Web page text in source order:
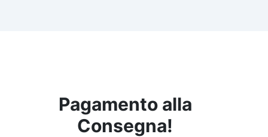
Pagamento alla
Consegna!